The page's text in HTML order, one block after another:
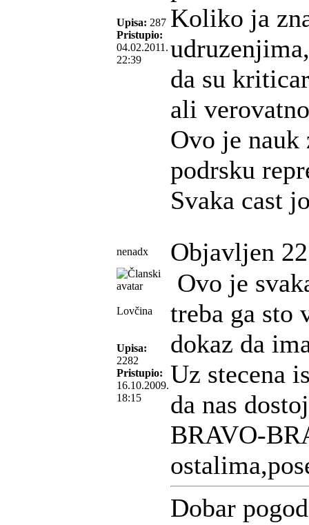
Upisa: 287
Pristupio:
04.02.2011.
22:39
Koliko ja
da su
ali
Ovo je nauk
podrsku
Svaka cast
nenadx Objavljen
Lovčina
Upisa:
2282
Pristupio:
16.10.2009.
18:15
Ovo je
treba ga sto
dokaz da
Uz stecena
da nas
BRAVO-
Dobar